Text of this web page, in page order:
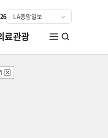
료관광